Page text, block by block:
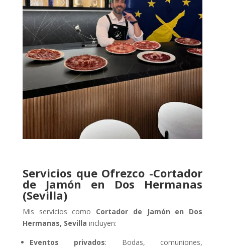
Servicios que Ofrezco -Cortador
de Jamón en Dos Hermanas
(Sevilla)
Mis servicios como Cortador de Jamón en Dos
Hermanas, Sevilla incluyen:
Eventos privados: Bodas, comuniones,